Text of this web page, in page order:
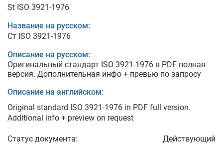
St ISO 3921-1976
Название на русском:
Ст ISO 3921-1976
Описание на русском:
Оригинальный стандарт ISO 3921-1976 в PDF полная
версия. Дополнительная инфо + превью по запросу
Описание на английском:
Original standard ISO 3921-1976 in PDF full version.
Additional info + preview on request
Статус документа: Действующий